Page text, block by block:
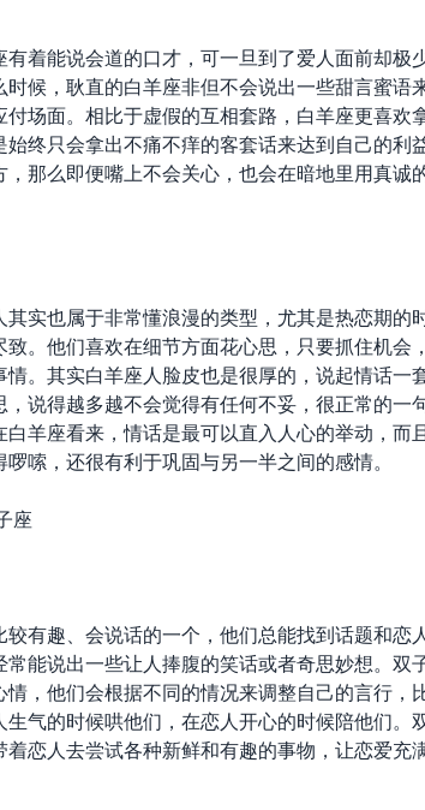
能说会道的口才，可一旦到了爱人面前却极
时候，耿直的白羊座非但不会说出一些甜言蜜语
付场面。相比于虚假的互相套路，白羊座更喜欢
始终只会拿出不痛不痒的客套话来达到自己的利
，那么即便嘴上不会关心，也会在暗地里用真诚
也属于非常懂浪漫的类型，尤其是热恋期的
致。他们喜欢在细节方面花心思，只要抓住机会
情。其实白羊座人脸皮也是很厚的，说起情话一
，说得越多越不会觉得有任何不妥，很正常的一
白羊座看来，情话是最可以直入人心的举动，而
嗦，还很有利于巩固与另一半之间的感情。
座
趣、会说话的一个，他们总能找到话题和恋
常能说出一些让人捧腹的笑话或者奇思妙想。双
情，他们会根据不同的情况来调整自己的言行，
生气的时候哄他们，在恋人开心的时候陪他们。
恋人去尝试各种新鲜和有趣的事物，让恋爱充